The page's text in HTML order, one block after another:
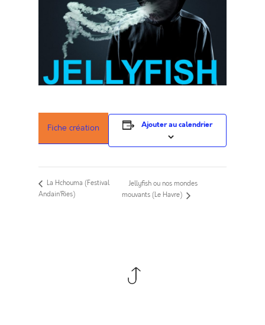
Fiche création Ajouter au calendrier
La Hchouma (Festival
Andain’Ries)
Jellyfish ou nos mondes
mouvants (Le Havre)